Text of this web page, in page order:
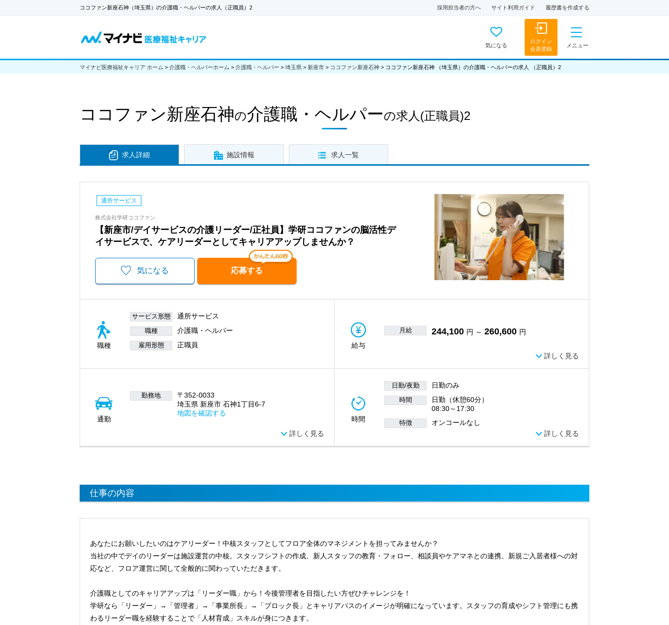
ココファン新座石神（埼玉県）の介護職・ヘルパーの求人（正職員）2 採用担当者の方へ サイト利用ガイド 履歴書を作成する
気になる
ログイン
会員登録
メニュー
マイナビ医療福祉キャリア ホーム > 介護職・ヘルパーホーム > 介護職・ヘルパー > 埼玉県 > 新座市 > ココファン新座石神 > ココファン新座石神 （埼玉県）の介護職・ヘルパーの求人 （正職員）2
ココファン新座石神の介護職・ヘルパーの求人 (正職員)2
求人詳細 施設情報 求人一覧
通所サービス
株式会社学研ココファン
【新座市/デイサービスの介護リーダー/正社員】学研ココファンの脳活性デ
イサービスで、ケアリーダーとしてキャリアアップしませんか？
気になる 応募する
職種
サービス形態 通所サービス
職種 介護職・ヘルパー
雇用形態 正職員 給与
月給 244,100 円 ～ 260,600 円
詳しく見る
通勤
勤務地
〒352-0033
埼玉県 新座市 石神1丁目6-7
地図を確認する
詳しく見る
時間
日勤/夜勤 日勤のみ
時間
日勤（休憩60分）
08:30～17:30
特徴 オンコールなし
詳しく見る
仕事の内容
あなたにお願いしたいのはケアリーダー！中核スタッフとしてフロア全体のマネジメントを担ってみませんか？
当社の中でデイのリーダーは施設運営の中核。スタッフシフトの作成、新人スタッフの教育・フォロー、相談員やケアマネとの連携、新規ご入居者様への対
応など、フロア運営に関して全般的に関わっていただきます。
介護職としてのキャリアアップは「リーダー職」から！今後管理者を目指したい方ぜひチャレンジを！
学研なら「リーダー」→「管理者」→「事業所長」→「ブロック長」とキャリアパスのイメージが明確になっています。スタッフの育成やシフト管理にも携
わるリーダー職を経験することで「人材育成」スキルが身につきます。